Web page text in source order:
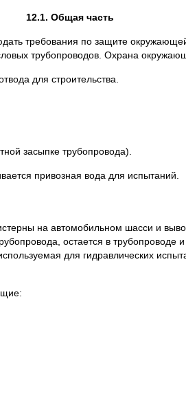
12.1. Общая часть
требования по защите
трубопроводов. Охрана
для строительства.
засыпке трубопровода).
привозная вода для испытаний.
на автомобильном шасси и
остается в трубопроводе
для гидравлических